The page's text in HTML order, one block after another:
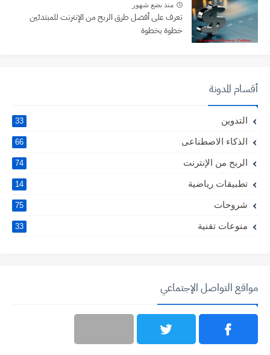
منذ بضع شهور
تعرف على أفضل طرق الربح من الإنترنت للمبتدئين
خطوة بخطوة
أقسام المدونة
التدوين 33
الذكاء الاصطناعى 66
الربح من الإنترنت 74
تطبيقات رياضية 14
شروحات 75
منوعات تقنية 33
مواقع التواصل الإجتماعي